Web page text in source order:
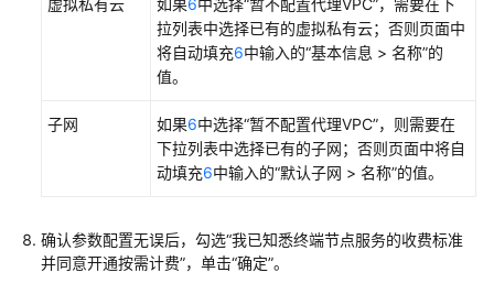
点
拉列表中选择已有的虚拟私有云；否则页面中
将自动填充6中输入的“基本信息 > 名称”的
值。
子网 如果6中选择“暂不配置代理VPC”，则需要在
下拉列表中选择已有的子网；否则页面中将自
动填充6中输入的“默认子网 > 名称”的值。
确认参数配置无误后，勾选“我已知悉终端节点服务的收费标准
并同意开通按需计费”，单击“确定”。